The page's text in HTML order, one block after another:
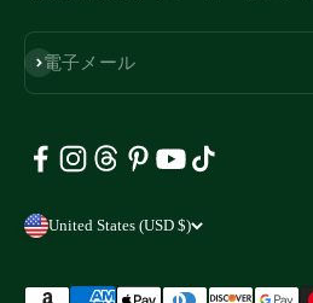
電子メール
購読する
United States (USD $)